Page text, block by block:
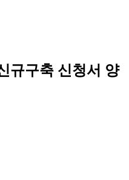
규구축 신청서 양